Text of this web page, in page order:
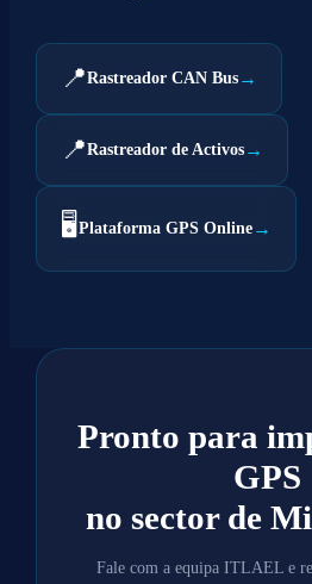
📍Rastreador CAN Bus→
📍Rastreador de Activos→
🖥️ Plataforma GPS Online→
Pronto para
GPS
no sector de
Fale com a equipa ITLAEL e